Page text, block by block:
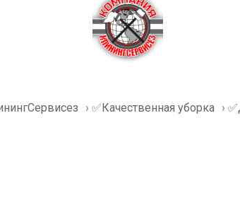
› ✅Качественная уборка ›